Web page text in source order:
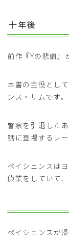
十年後
前作『Yの悲劇』
本書の主役とし
ンス・サムです。
警察を引退した
話に登場するレ
ペイシェンスは
偵業をしていて
ペイシェンスが